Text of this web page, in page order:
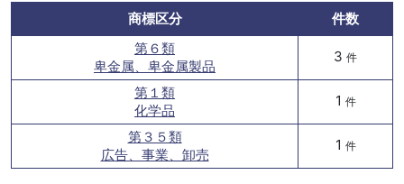
商標区分
件数
第６類
卑金属、卑金属製品
3 件
第１類
化学品
1 件
第３５類
広告、事業、卸売
1 件